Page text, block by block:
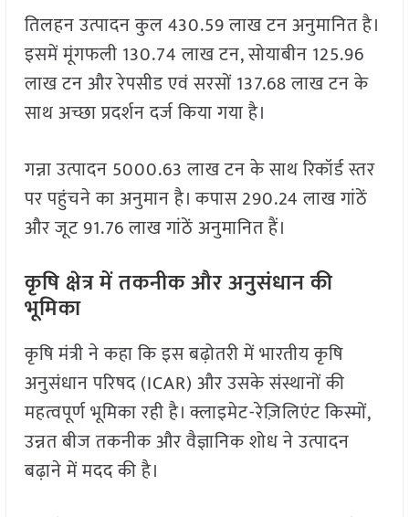
तिलहन उत्पादन कुल 430.59 लाख टन अनुमानित है।
इसमें मूंगफली 130.74 लाख टन, सोयाबीन 125.96
लाख टन और रेपसीड एवं सरसों 137.68 लाख टन के
साथ अच्छा प्रदर्शन दर्ज किया गया है।
गन्ना उत्पादन 5000.63 लाख टन के साथ रिकॉर्ड स्तर
पर पहुंचने का अनुमान है। कपास 290.24 लाख गांठें
और जूट 91.76 लाख गांठें अनुमानित हैं।
कृषि क्षेत्र में तकनीक और अनुसंधान की
भूमिका
कृषि मंत्री ने कहा कि इस बढ़ोतरी में भारतीय कृषि
अनुसंधान परिषद (ICAR) और उसके संस्थानों की
महत्वपूर्ण भूमिका रही है। क्लाइमेट-रेज़िलिएंट किस्मों,
उन्नत बीज तकनीक और वैज्ञानिक शोध ने उत्पादन
बढ़ाने में मदद की है।